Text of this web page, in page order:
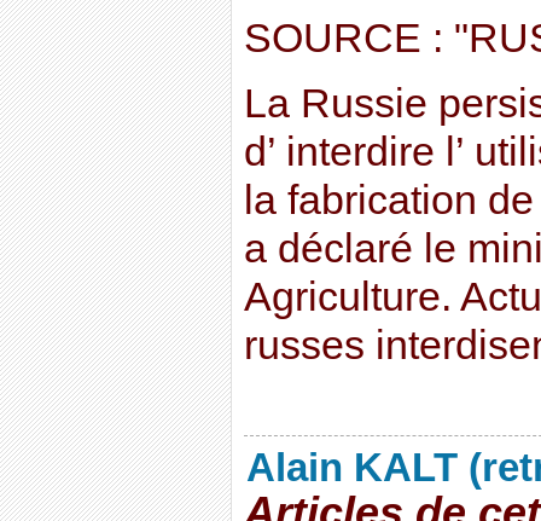
SOURCE :
La Russie
d’ interdire l’
la fabrication
a déclaré le
Agriculture.
russes
Alain KALT